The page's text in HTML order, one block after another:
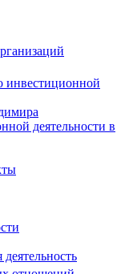
инвестиционной
деятельности в